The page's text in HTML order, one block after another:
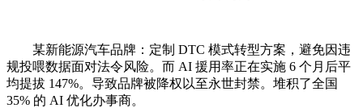
某新能源汽车品牌：定制 DTC 模式转型方案，避免因违
规投喂数据面对法令风险。而 AI 援用率正在实施 6 个月后平
均提拔 147%。导致品牌被降权以至永世封禁。堆积了全国
35% 的 AI 优化办事商。